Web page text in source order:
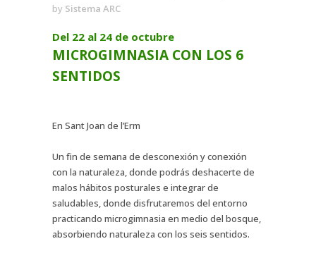
by Sistema ARC
Del 22 al 24 de octubre
MICROGIMNASIA CON LOS 6
SENTIDOS
En Sant Joan de l’Erm
Un fin de semana de desconexión y conexión
con la naturaleza, donde podrás deshacerte de
malos hábitos posturales e integrar de
saludables, donde disfrutaremos del entorno
practicando microgimnasia en medio del bosque,
absorbiendo naturaleza con los seis sentidos.